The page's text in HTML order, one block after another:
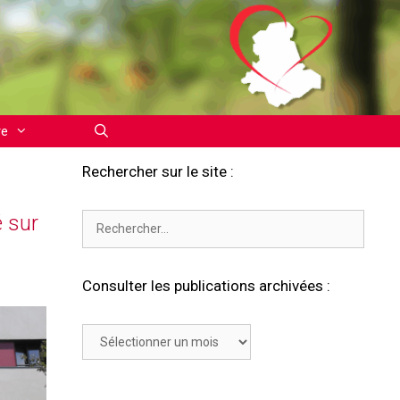
sur
Rechercher sur le site :
Consulter les publications archivées :